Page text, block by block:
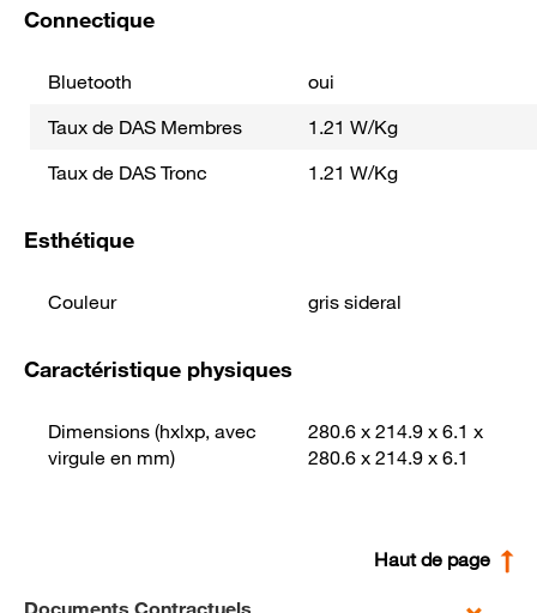
Connectique
Bluetooth
oui
Taux de DAS Membres
1.21 W/Kg
Taux de DAS Tronc
1.21 W/Kg
Esthétique
Couleur gris sideral
Caractéristique physiques
Dimensions (hxlxp, avec
virgule en mm)
280.6 x 214.9 x 6.1 x
280.6 x 214.9 x 6.1
Haut de page
Documents Contractuels